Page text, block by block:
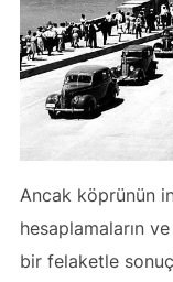
Ancak köprünün
hesaplamaların
bir felaketle